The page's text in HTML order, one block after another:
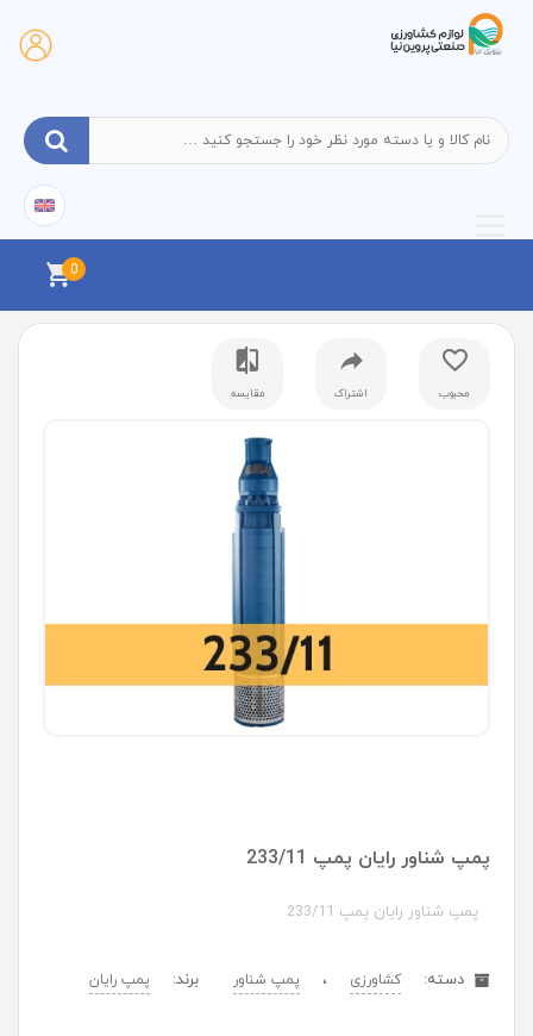
0
محبوب اشتراک مقایسه
پمپ شناور رایان پمپ 233/11
پمپ شناور رایان پمپ 233/11
دسته: کشاورزی ، پمپ شناور برند: پمپ رایان